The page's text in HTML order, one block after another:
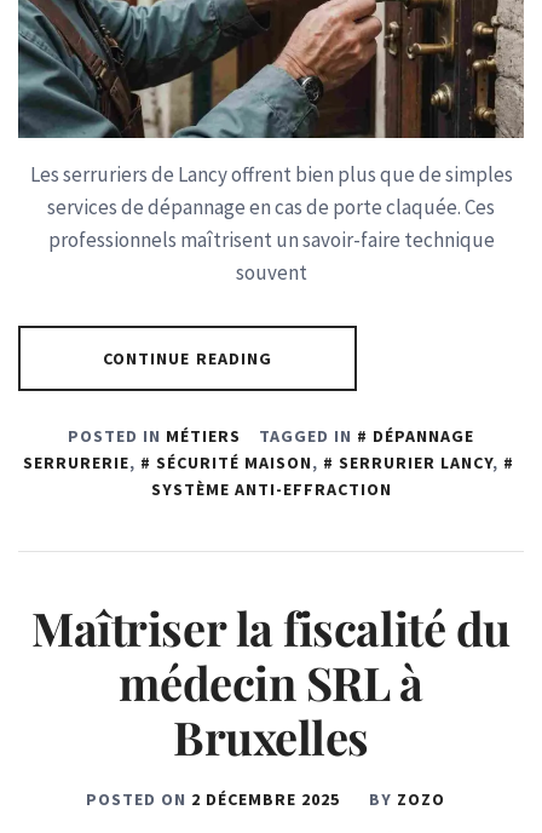
Les serruriers de Lancy offrent bien plus que de simples
services de dépannage en cas de porte claquée. Ces
professionnels maîtrisent un savoir-faire technique
souvent
CONTINUE READING
POSTED IN MÉTIERS TAGGED IN
DÉPANNAGE
SERRURERIE, SÉCURITÉ MAISON, SERRURIER LANCY,
SYSTÈME ANTI-EFFRACTION
Maîtriser la fiscalité du
médecin SRL à
Bruxelles
POSTED ON 2 DÉCEMBRE 2025 BY ZOZO